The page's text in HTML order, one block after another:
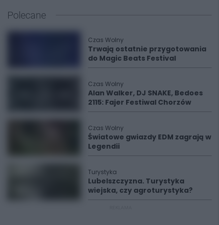
Polecane
Czas Wolny
Trwają ostatnie przygotowania
do Magic Beats Festival
Czas Wolny
Alan Walker, DJ SNAKE, Bedoes
2115: Fajer Festiwal Chorzów
Czas Wolny
Światowe gwiazdy EDM zagrają w
Legendii
Turystyka
Lubelszczyzna. Turystyka
wiejska, czy agroturystyka?